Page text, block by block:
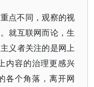
点不同，观察的视
就互联网而论，生
义者关注的是网上
内容的治理更感兴
各个角落，离开网